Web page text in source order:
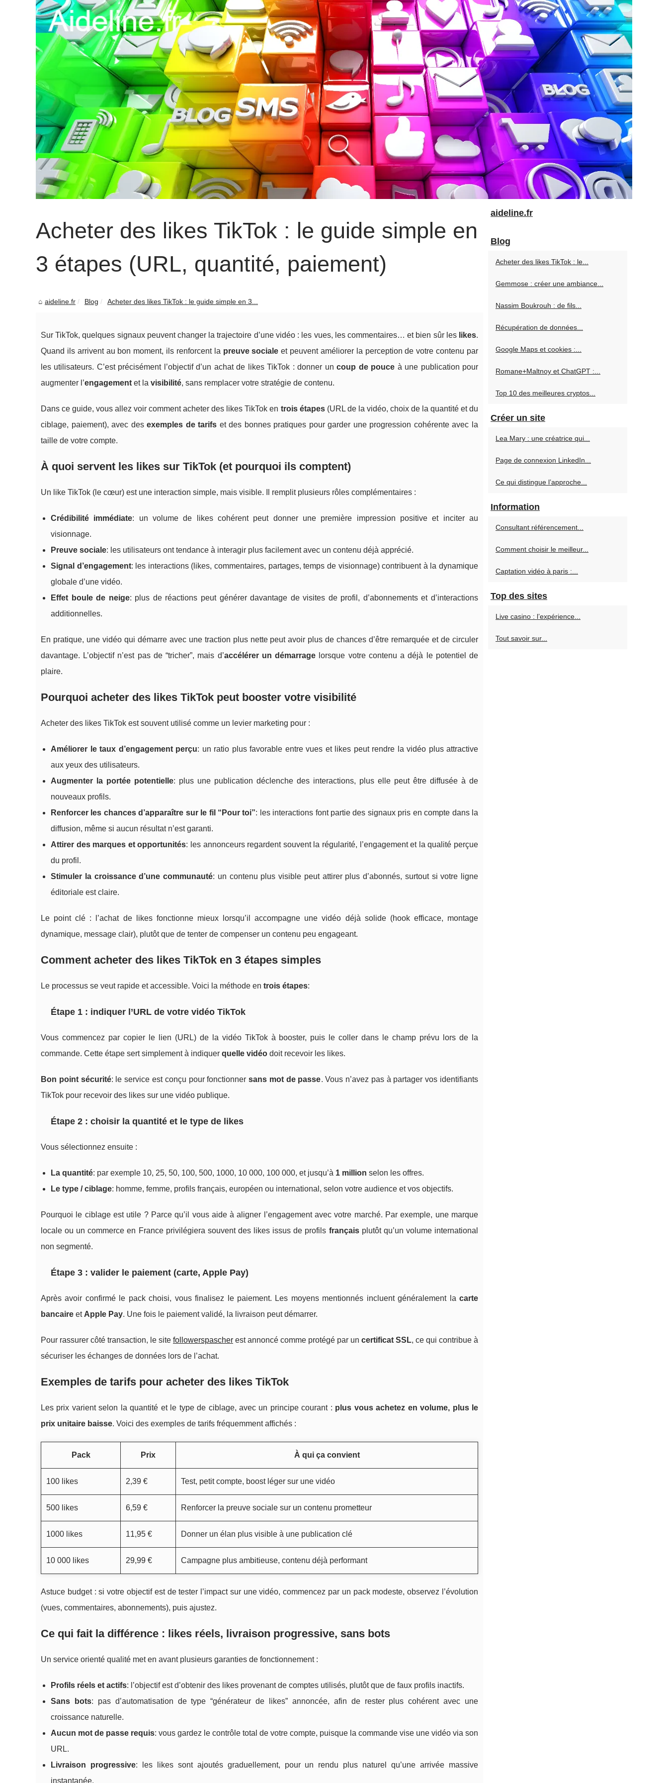
Acheter des likes TikTok : le guide simple en
3 étapes (URL, quantité, paiement)
aideline.fr Blog Acheter des likes TikTok : le guide simple en 3...
Sur TikTok, quelques signaux peuvent changer la trajectoire d’une vidéo : les vues, les commentaires… et bien sûr les likes.
Quand ils arrivent au bon moment, ils renforcent la preuve sociale et peuvent améliorer la perception de votre contenu par
les utilisateurs. C’est précisément l’objectif d’un achat de likes TikTok : donner uncoup de pouce à une publication pour
augmenter l’engagement et la visibilité, sans remplacer votre stratégie de contenu.
Dans ce guide, vous allez voir comment acheter des likes TikTok en trois étapes(URL de la vidéo, choix de la quantité et du
ciblage, paiement), avec desexemples de tarifs et des bonnes pratiques pour garder une progression cohérente avec la
taille de votre compte.
À quoi servent les likes sur TikTok (et pourquoi ils comptent)
Un like TikTok (le cœur) est une interaction simple, mais visible. Il remplit plusieurs rôles complémentaires :
Crédibilité immédiate: un volume de likes cohérent peut donner une première impression positive et inciter au
visionnage.
Preuve sociale: les utilisateurs ont tendance à interagir plus facilement avec un contenu déjà apprécié.
Signal d’engagement: les interactions (likes, commentaires, partages, temps de visionnage) contribuent à la dynamique
globale d’une vidéo.
Effet boule de neige: plus de réactions peut générer davantage de visites de profil, d’abonnements et d’interactions
additionnelles.
En pratique, une vidéo qui démarre avec une traction plus nette peut avoir plus de chances d’être remarquée et de circuler
davantage. L’objectif n’est pas de “tricher”, mais d’accélérer un démarrage lorsque votre contenu a déjà le potentiel de
plaire.
Pourquoi acheter des likes TikTok peut booster votre visibilité
Acheter des likes TikTok est souvent utilisé comme un levier marketing pour :
Améliorer le taux d’engagement perçu: un ratio plus favorable entre vues et likes peut rendre la vidéo plus attractive
aux yeux des utilisateurs.
Augmenter la portée potentielle: plus une publication déclenche des interactions, plus elle peut être diffusée à de
nouveaux profils.
Renforcer les chances d’apparaître sur le fil “Pour toi”: les interactions font partie des signaux pris en compte dans la
diffusion, même si aucun résultat n’est garanti.
Attirer des marques et opportunités: les annonceurs regardent souvent la régularité, l’engagement et la qualité perçue
du profil.
Stimuler la croissance d’une communauté: un contenu plus visible peut attirer plus d’abonnés, surtout si votre ligne
éditoriale est claire.
Le point clé : l’achat de likes fonctionne mieux lorsqu’il accompagne une vidéo déjà solide (hook efficace, montage
dynamique, message clair), plutôt que de tenter de compenser un contenu peu engageant.
Comment acheter des likes TikTok en 3 étapes simples
Le processus se veut rapide et accessible. Voici la méthode en trois étapes:
Étape 1 : indiquer l’URL de votre vidéo TikTok
Vous commencez par copier le lien (URL) de la vidéo TikTok à booster, puis le coller dans le champ prévu lors de la
commande. Cette étape sert simplement à indiquer quelle vidéo doit recevoir les likes.
Bon point sécurité: le service est conçu pour fonctionnersans mot de passe. Vous n’avez pas à partager vos identifiants
TikTok pour recevoir des likes sur une vidéo publique.
Étape 2 : choisir la quantité et le type de likes
Vous sélectionnez ensuite :
La quantité: par exemple 10, 25, 50, 100, 500, 1000, 10 000, 100 000, et jusqu’à 1 million selon les offres.
Le type / ciblage: homme, femme, profils français, européen ou international, selon votre audience et vos objectifs.
Pourquoi le ciblage est utile ? Parce qu’il vous aide à aligner l’engagement avec votre marché. Par exemple, une marque
locale ou un commerce en France privilégiera souvent des likes issus de profils françaisplutôt qu’un volume international
non segmenté.
Étape 3 : valider le paiement (carte, Apple Pay)
Après avoir confirmé le pack choisi, vous finalisez le paiement. Les moyens mentionnés incluent généralement la carte
bancaire et Apple Pay. Une fois le paiement validé, la livraison peut démarrer.
Pour rassurer côté transaction, le site followerspascher est annoncé comme protégé par un certificat SSL, ce qui contribue à
sécuriser les échanges de données lors de l’achat.
Exemples de tarifs pour acheter des likes TikTok
Les prix varient selon la quantité et le type de ciblage, avec un principe courant : plus vous achetez en volume, plus le
prix unitaire baisse. Voici des exemples de tarifs fréquemment affichés :
Pack Prix À qui ça convient
100 likes 2,39 € Test, petit compte, boost léger sur une vidéo
500 likes 6,59 € Renforcer la preuve sociale sur un contenu prometteur
1000 likes 11,95 € Donner un élan plus visible à une publication clé
10 000 likes 29,99 € Campagne plus ambitieuse, contenu déjà performant
Astuce budget : si votre objectif est de tester l’impact sur une vidéo, commencez par un pack modeste, observez l’évolution
(vues, commentaires, abonnements), puis ajustez.
Ce qui fait la différence : likes réels, livraison progressive, sans bots
Un service orienté qualité met en avant plusieurs garanties de fonctionnement :
Profils réels et actifs: l’objectif est d’obtenir des likes provenant de comptes utilisés, plutôt que de faux profils inactifs.
Sans bots: pas d’automatisation de type “générateur de likes” annoncée, afin de rester plus cohérent avec une
croissance naturelle.
Aucun mot de passe requis: vous gardez le contrôle total de votre compte, puisque la commande vise une vidéo via son
URL.
Livraison progressive: les likes sont ajoutés graduellement, pour un rendu plus naturel qu’une arrivée massive
instantanée.
aideline.fr
Blog
Acheter des likes TikTok : le...
Gemmose : créer une ambiance...
Nassim Boukrouh : de fils...
Récupération de données...
Google Maps et cookies :...
Romane+Maltnoy et ChatGPT :...
Top 10 des meilleures cryptos...
Créer un site
Lea Mary : une créatrice qui...
Page de connexion LinkedIn...
Ce qui distingue l’approche...
Information
Consultant référencement...
Comment choisir le meilleur...
Captation vidéo à paris :...
Top des sites
Live casino : l’expérience...
Tout savoir sur...